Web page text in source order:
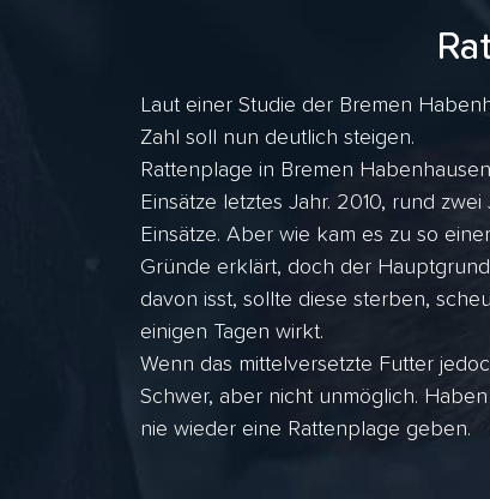
Laut einer Studie der Bremen
Zahl soll nun deutlich steigen.
Rattenplage in Bremen
Einsätze letztes Jahr. 2010, rund
Einsätze. Aber wie kam es zu so
Gründe erklärt, doch der
davon isst, sollte diese sterben,
einigen Tagen wirkt.
Wenn das mittelversetzte Futter
Schwer, aber nicht unmöglich.
nie wieder eine Rattenplage geben.